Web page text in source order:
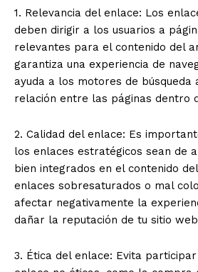
1. Relevancia del enlace: Los
deben dirigir a los usuarios a
relevantes para el contenido del
garantiza una experiencia de
ayuda a los motores de búsqueda
relación entre las páginas dentro
2. Calidad del enlace: Es
los enlaces estratégicos sean de
bien integrados en el contenido
enlaces sobresaturados o mal
afectar negativamente la
dañar la reputación de tu sitio
3. Ética del enlace: Evita